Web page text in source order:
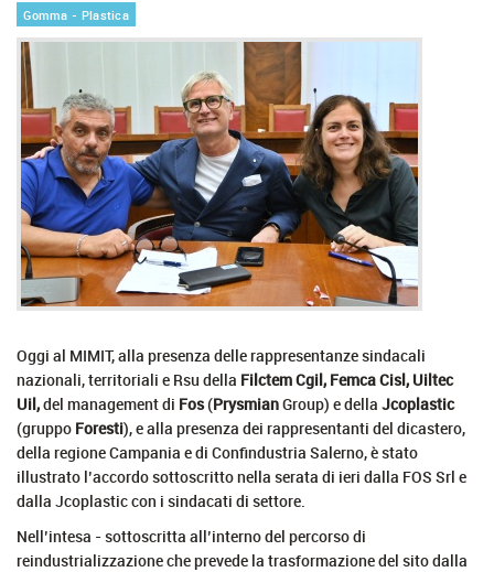
Gomma - Plastica
Oggi al MIMIT, alla presenza delle rappresentanze sindacali
nazionali, territoriali e Rsu della Filctem Cgil, Femca Cisl, Uiltec
Uil,del management di Fos(PrysmianGroup) e della Jcoplastic
(gruppo Foresti), e alla presenza dei rappresentanti del dicastero,
della regione Campania e di Confindustria Salerno, è stato
illustrato l’accordo sottoscritto nella serata di ieri dalla FOS Srl e
dalla Jcoplastic con i sindacati di settore.
Nell’intesa - sottoscritta all’interno del percorso di
reindustrializzazione che prevede la trasformazione del sito dalla